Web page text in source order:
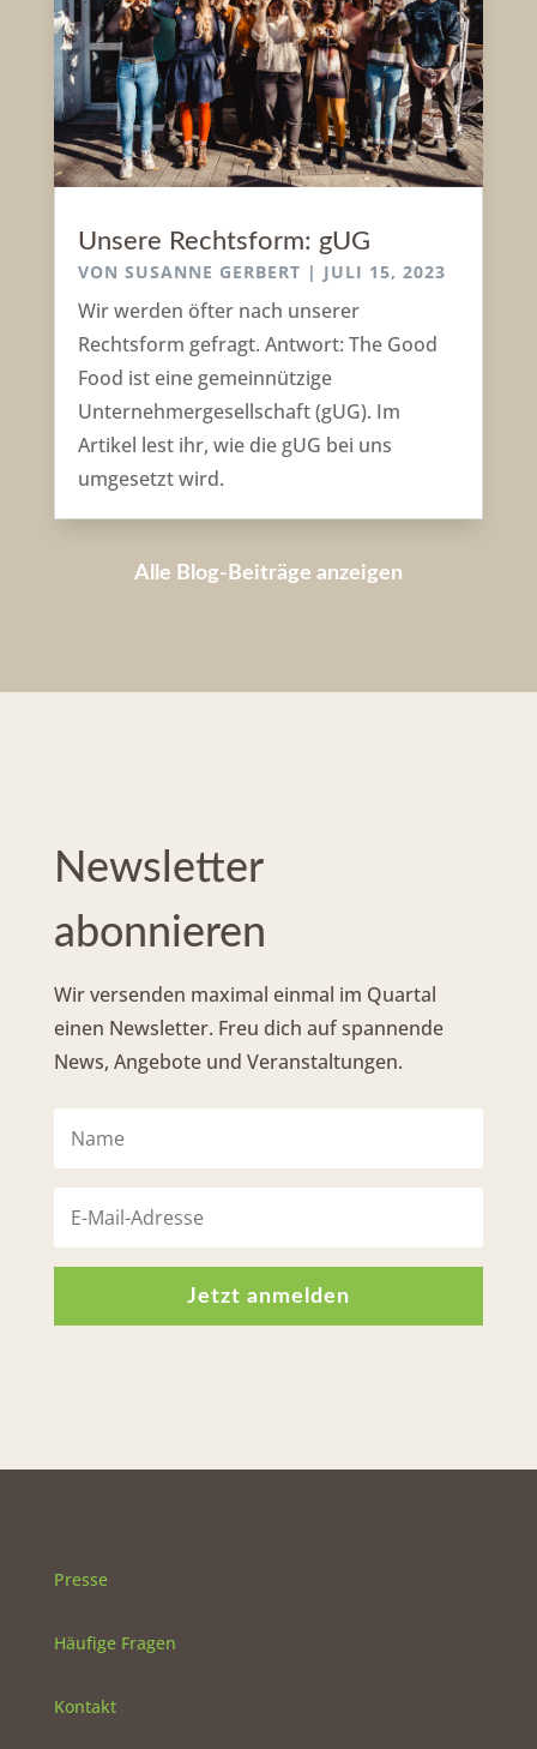
Unsere Rechtsform: gUG
VON SUSANNE GERBERT | JULI 15, 2023
Wir werden öfter nach unserer
Rechtsform gefragt. Antwort: The Good
Food ist eine gemeinnützige
Unternehmergesellschaft (gUG). Im
Artikel lest ihr, wie die gUG bei uns
umgesetzt wird.
Alle Blog-Beiträge anzeigen
Newsletter
abonnieren
Wir versenden maximal einmal im Quartal
einen Newsletter. Freu dich auf spannende
News, Angebote und Veranstaltungen.
Jetzt anmelden
Presse
Häufige Fragen
Kontakt